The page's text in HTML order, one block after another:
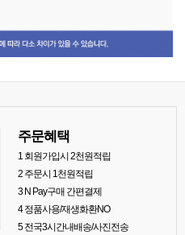
주문혜택
1회원가입시 2천원적립
2주문시 1천원적립
3N Pay구매 간편결제
4정품사용/재생화환NO
5전국3시간내배송/사진전송